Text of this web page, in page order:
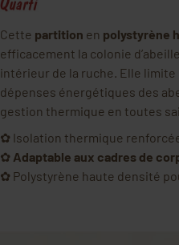
Cette partition en polystyrène
efficacement la colonie
intérieur de la ruche. Elle
dépenses énergétiques des
gestion thermique en toutes
✿ Isolation thermique
✿ Adaptable aux cadres de
✿ Polystyrène haute densité